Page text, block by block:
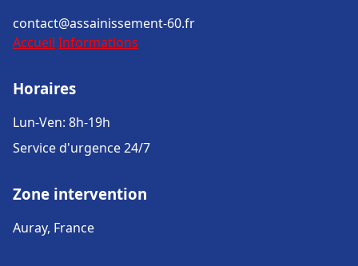
contact@assainissement-60.fr
Accueil Informations
Horaires
Lun-Ven: 8h-19h
Service d'urgence 24/7
Zone intervention
Auray, France